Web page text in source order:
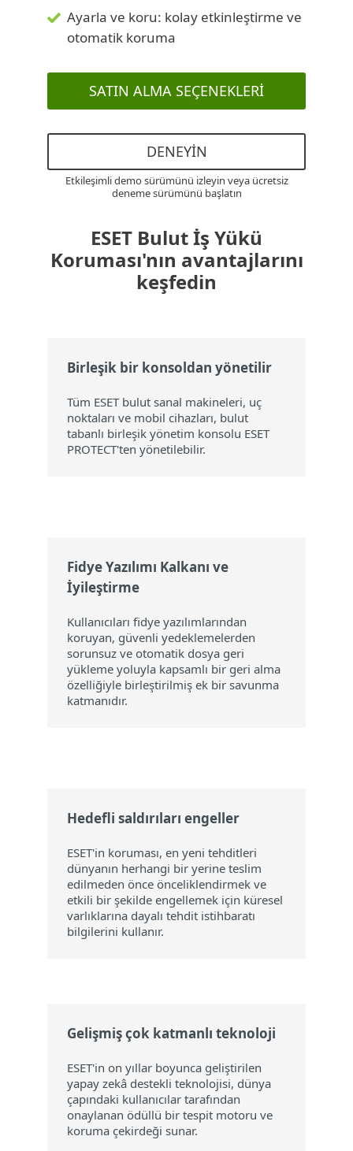
Ayarla ve koru: kolay etkinleştirme ve
otomatik koruma
SATIN ALMA SEÇENEKLERI
DENEYIN
Etkileşimli demo sürümünü izleyin veya ücretsiz
deneme sürümünü başlatın
ESET Bulut İş Yükü
Koruması'nın avantajlarını
keşfedin
Birleşik bir konsoldan yönetilir
Tüm ESET bulut sanal makineleri, uç
noktaları ve mobil cihazları, bulut
tabanlı birleşik yönetim konsolu ESET
PROTECT'ten yönetilebilir.
Fidye Yazılımı Kalkanı ve
İyileştirme
Kullanıcıları fidye yazılımlarından
koruyan, güvenli yedeklemelerden
sorunsuz ve otomatik dosya geri
yükleme yoluyla kapsamlı bir geri alma
özelliğiyle birleştirilmiş ek bir savunma
katmanıdır.
Hedefli saldırıları engeller
ESET'in koruması, en yeni tehditleri
dünyanın herhangi bir yerine teslim
edilmeden önce önceliklendirmek ve
etkili bir şekilde engellemek için küresel
varlıklarına dayalı tehdit istihbaratı
bilgilerini kullanır.
Gelişmiş çok katmanlı teknoloji
ESET'in on yıllar boyunca geliştirilen
yapay zekâ destekli teknolojisi, dünya
çapındaki kullanıcılar tarafından
onaylanan ödüllü bir tespit motoru ve
koruma çekirdeği sunar.